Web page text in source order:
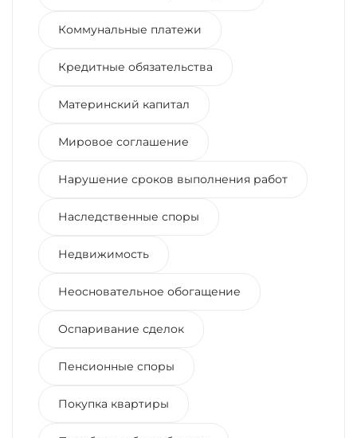
Коммунальные платежи
Кредитные обязательства
Материнский капитал
Мировое соглашение
Нарушение сроков выполнения работ
Наследственные споры
Недвижимость
Неосновательное обогащение
Оспаривание сделок
Пенсионные споры
Покупка квартиры